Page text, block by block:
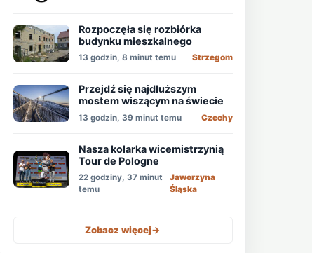
Rozpoczęła się rozbiórka
budynku mieszkalnego
13 godzin, 8 minut temu Strzegom
Przejdź się najdłuższym
mostem wiszącym na świecie
13 godzin, 39 minut temu Czechy
Nasza kolarka wicemistrzynią
Tour de Pologne
22 godziny, 37 minut
temu
Jaworzyna
Śląska
Zobacz więcej->